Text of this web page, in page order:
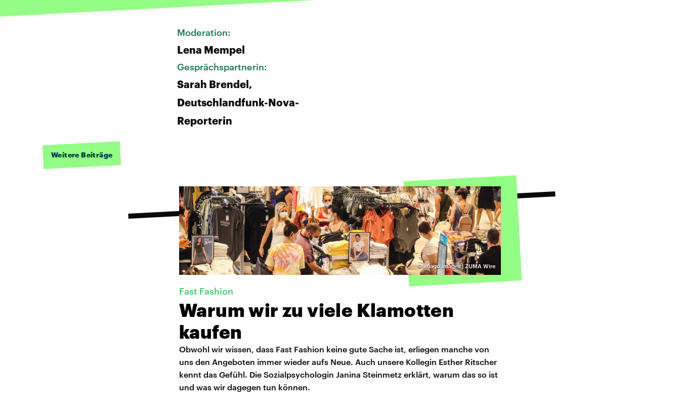
Moderation:
Lena Mempel
Gesprächspartnerin:
Sarah Brendel,
Deutschlandfunk-Nova-
Reporterin
Weitere Beiträge
©imago images | ZUMA Wire
Fast Fashion
Warum wir zu viele Klamotten
kaufen
Obwohl wir wissen, dass Fast Fashion keine gute Sache ist, erliegen manche von
uns den Angeboten immer wieder aufs Neue. Auch unsere Kollegin Esther Ritscher
kennt das Gefühl. Die Sozialpsychologin Janina Steinmetz erklärt, warum das so ist
und was wir dagegen tun können.